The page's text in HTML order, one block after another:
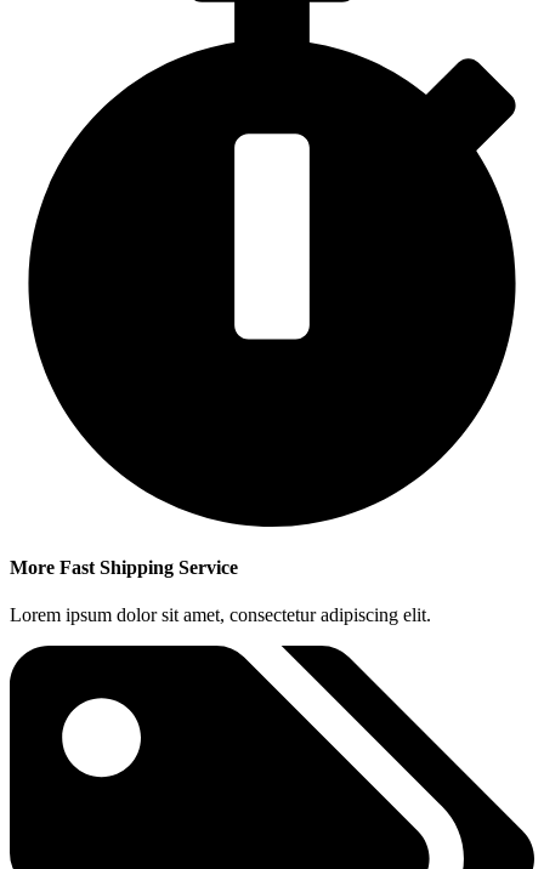
More Fast Shipping Service
Lorem ipsum dolor sit amet, consectetur adipiscing elit.